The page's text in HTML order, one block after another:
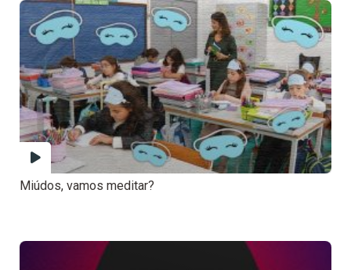
Miúdos, vamos meditar?